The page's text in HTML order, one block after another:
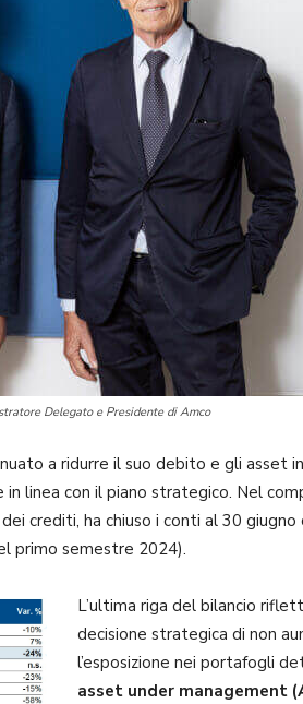
Delegato e Presidente di Amco
a ridurre il suo debito e gli asset
linea con il piano strategico. Nel
crediti, ha chiuso i conti al 30 giugno
primo semestre 2024).
L’ultima riga del bilancio
decisione strategica di non
l’esposizione nei portafogli
asset under management